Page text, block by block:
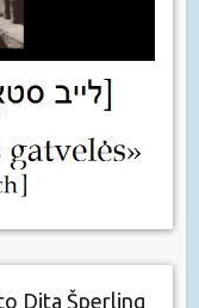
Dita Šperling